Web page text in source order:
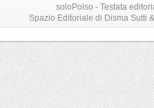
soloPolso - Testata
Spazio Editoriale di Disma Sutti